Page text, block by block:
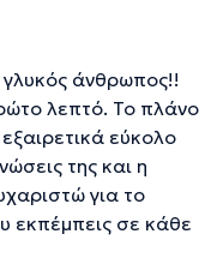
γλυκός άνθρωπος!!
λεπτό. Το πλάνο
εύκολο
της και η
για το
εκπέμπεις σε κάθε